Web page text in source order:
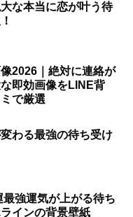
な本当に恋が叶う待
2026｜絶対に連絡が
即効画像をLINE背
で厳選
わる最強の待ち受け
強運気が上がる待ち
インの背景壁紙